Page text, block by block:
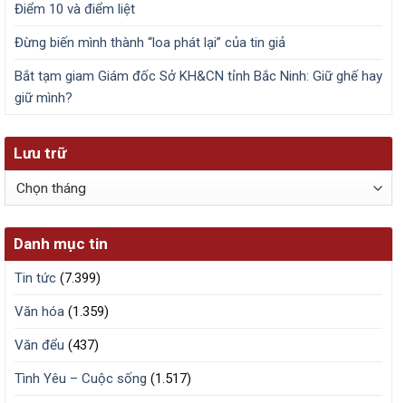
Điểm 10 và điểm liệt
Đừng biến mình thành “loa phát lại” của tin giả
Bắt tạm giam Giám đốc Sở KH&CN tỉnh Bắc Ninh: Giữ ghế hay
giữ mình?
Lưu trữ
Lưu
Danh mục tin
Tin tức (7.399)
Văn hóa (1.359)
Văn đểu (437)
Tình Yêu – Cuộc sống (1.517)